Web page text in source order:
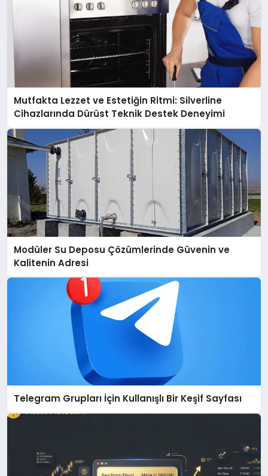
Mutfakta Lezzet ve Estetiğin Ritmi: Silverline
Cihazlarında Dürüst Teknik Destek Deneyimi
Modüler Su Deposu Çözümlerinde Güvenin ve
Kalitenin Adresi
Telegram Grupları İçin Kullanışlı Bir Keşif Sayfası